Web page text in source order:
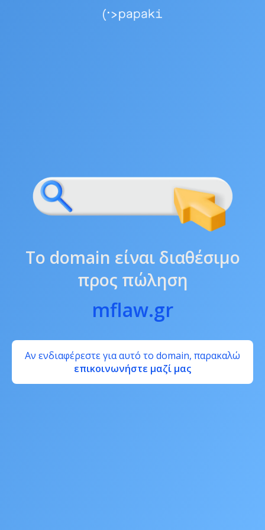
Το domain είναι διαθέσιμο
προς πώληση
mflaw.gr
Αν ενδιαφέρεστε για αυτό το domain, παρακαλώ
επικοινωνήστε μαζί μας